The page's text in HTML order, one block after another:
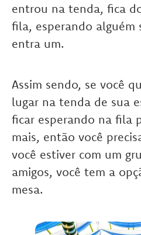
entrou na tenda, fica
fila, esperando alguém
entra um.
Assim sendo, se você
lugar na tenda de sua
ficar esperando na fila
mais, então você
você estiver com um
amigos, você tem a
mesa.